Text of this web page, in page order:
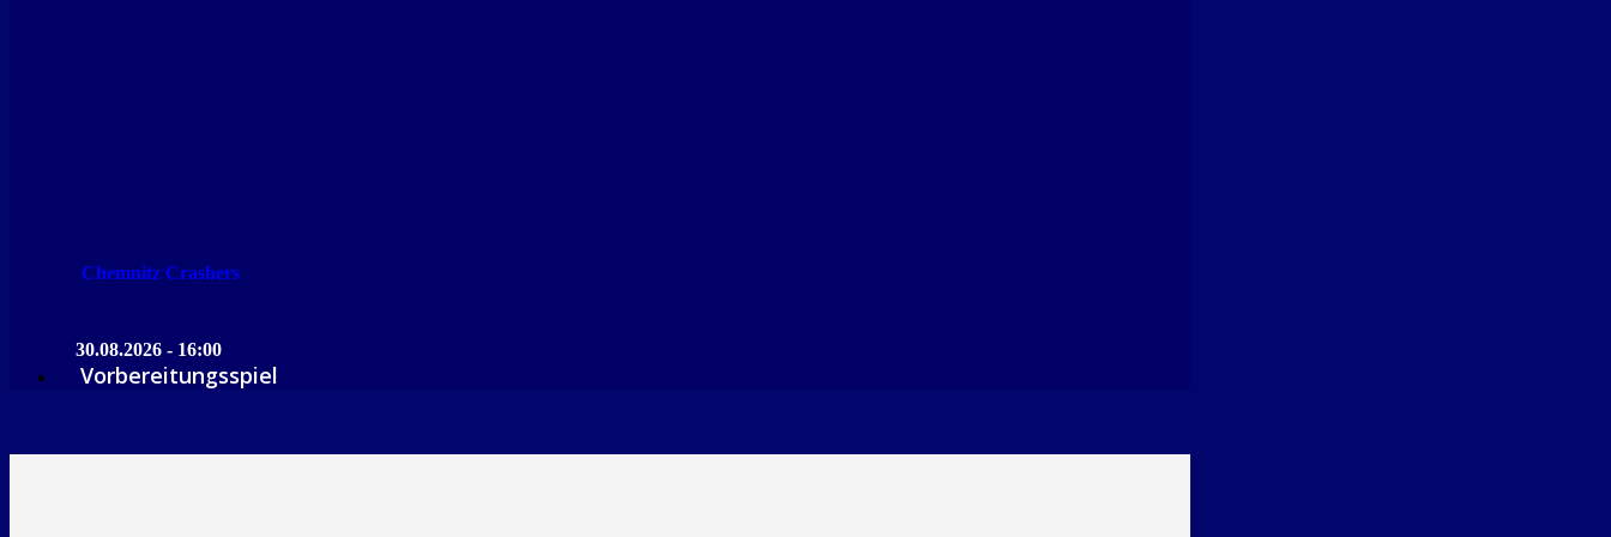
Chemnitz Crashers
30.08.2026 - 16:00
Vorbereitungsspiel